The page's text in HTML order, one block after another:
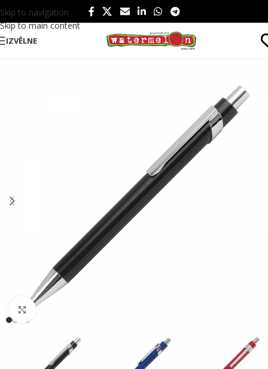
Skip to navigation
Skip to main content
IZVĒLNE
Sākums/ Rakstāmpiederumi/ Pildspalvas
Click to enlarge